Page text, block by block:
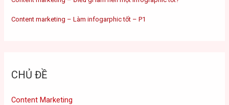
Content marketing – Làm infogarphic tốt – P1
CHỦ ĐỀ
Content Marketing